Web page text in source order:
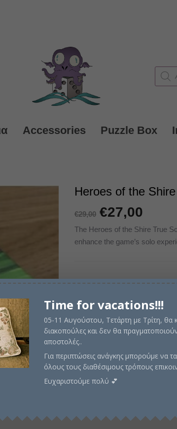
search
Accessories Puzzle Box
Heroes of the
€29,00 Original
price
was:
€27,00
τιμή
The Heroes of the Shire True
enhance the game’s solo
Προσθήκη στο καλάθι
Κωδικός προϊόντος:
Time for vacations!!!
05-11 Αυγούστου, Τετάρτη με Τρίτη, θα
διακοπούλες και δεν θα
αποστολές..
Για περιπτώσεις ανάγκης μπορούμε να
όλους τους διαθέσιμους τρόπους
Ευχαριστούμε πολύ 💕